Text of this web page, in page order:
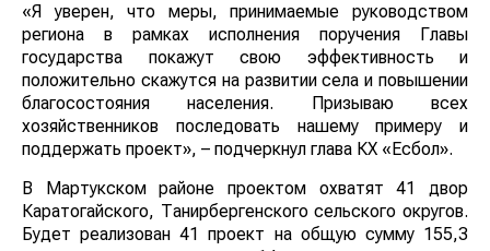
«Я уверен, что меры, принимаемые руководством
региона в рамках исполнения поручения Главы
государства покажут свою эффективность и
положительно скажутся на развитии села и повышении
благосостояния населения. Призываю всех
хозяйственников последовать нашему примеру и
поддержать проект», – подчеркнул глава КХ «Есбол».
В Мартукском районе проектом охватят 41 двор
Каратогайского, Танирбергенского сельского округов.
Будет реализован 41 проект на общую сумму 155,3